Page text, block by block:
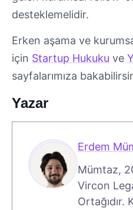
desteklemelidir.
Erken aşama ve
için Startup Hukuku ve
sayfalarımıza
Yazar
Erdem
Mümtaz,
Vircon
Ortağıdır.